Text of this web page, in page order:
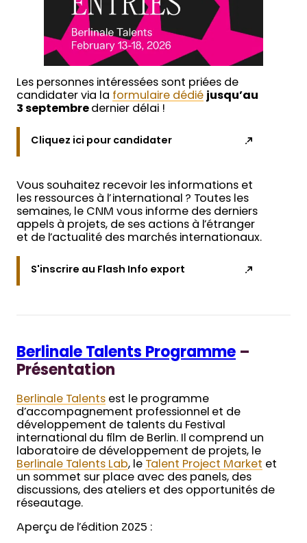
Les personnes intéressées sont priées de
candidater via la formulaire dédié jusqu’au
3 septembre dernier délai !
Cliquez ici pour candidater
Vous souhaitez recevoir les informations et
les ressources à l’international ? Toutes les
semaines, le CNM vous informe des derniers
appels à projets, de ses actions à l’étranger
et de l’actualité des marchés internationaux.
S'inscrire au Flash Info export
Berlinale Talents Programme –
Présentation
Berlinale Talents est le programme
d’accompagnement professionnel et de
développement de talents du Festival
international du film de Berlin. Il comprend un
laboratoire de développement de projets, le
Berlinale Talents Lab, le Talent Project Market et
un sommet sur place avec des panels, des
discussions, des ateliers et des opportunités de
réseautage.
Aperçu de l’édition 2025 :